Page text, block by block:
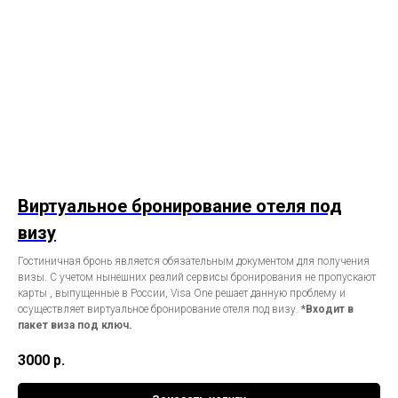
Виртуальное бронирование отеля под
визу
Гостиничная бронь является обязательным документом для получения
визы. С учетом нынешних реалий сервисы бронирования не пропускают
карты , выпущенные в России, Visa One решает данную проблему и
осуществляет виртуальное бронирование отеля под визу. *Входит в
пакет виза под ключ.
3000 р.